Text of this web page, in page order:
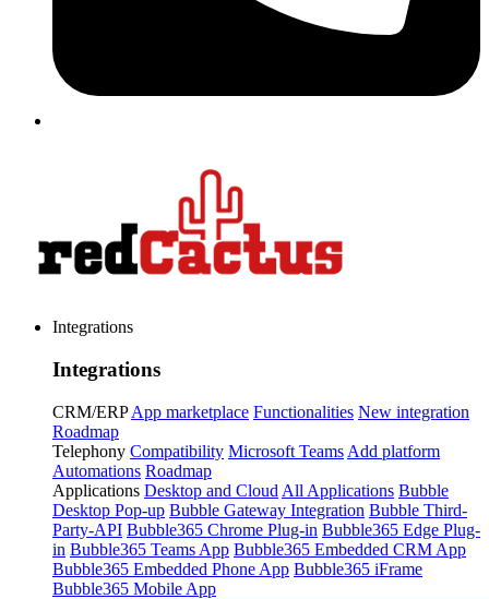
Integrations
Integrations
CRM/ERP App marketplace Functionalities New integration
Roadmap
Telephony Compatibility Microsoft Teams Add platform
Automations Roadmap
Applications Desktop and Cloud All Applications Bubble
Desktop Pop-up Bubble Gateway Integration Bubble Third-
Party-API Bubble365 Chrome Plug-in Bubble365 Edge Plug-
in Bubble365 Teams App Bubble365 Embedded CRM App
Bubble365 Embedded Phone App Bubble365 iFrame
Bubble365 Mobile App